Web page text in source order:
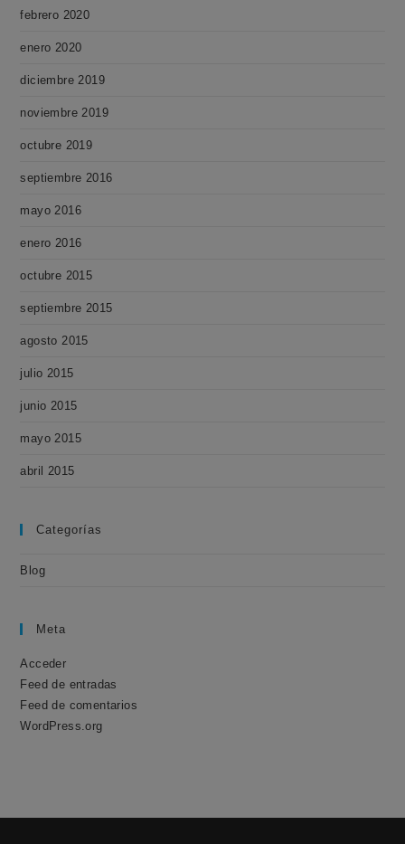
febrero 2020
enero 2020
diciembre 2019
noviembre 2019
octubre 2019
septiembre 2016
mayo 2016
enero 2016
octubre 2015
septiembre 2015
agosto 2015
julio 2015
junio 2015
mayo 2015
abril 2015
Categorías
Blog
Meta
Acceder
Feed de entradas
Feed de comentarios
WordPress.org